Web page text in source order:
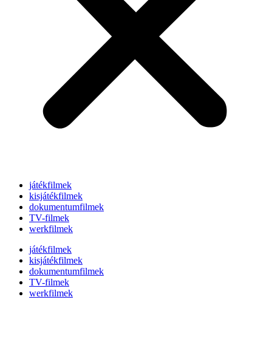
játékfilmek
kisjátékfilmek
dokumentumfilmek
TV-filmek
werkfilmek
játékfilmek
kisjátékfilmek
dokumentumfilmek
TV-filmek
werkfilmek